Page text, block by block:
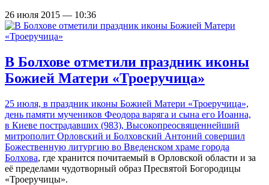
26 июля 2015 — 10:36
В Болхове отметили праздник иконы
Божией Матери «Троеручица»
25 июля, в праздник иконы Божией Матери «Троеручица»,
день памяти мучеников Феодора варяга и сына его Иоанна,
в Киеве пострадавших (983), Высокопреосвященнейший
митрополит Орловский и Болховский Антоний совершил
Божественную литургию во Введенском храме города
Болхова, где хранится почитаемый в Орловской области и за
её пределами чудотворный образ Пресвятой Богородицы
«Троеручицы».